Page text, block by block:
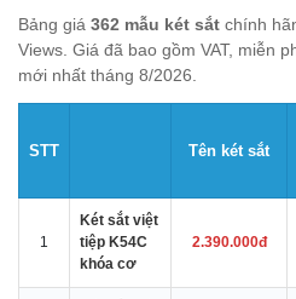
Bảng giá 362 mẫu két sắt chính
Views. Giá đã bao gồm VAT, miễn
mới nhất tháng 8/2026.
STT Tên két sắt
1
Két sắt việt
tiệp K54C
khóa cơ
2.390.000đ